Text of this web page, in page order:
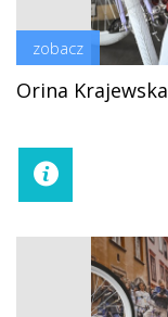
zobacz
Orina Krajewska